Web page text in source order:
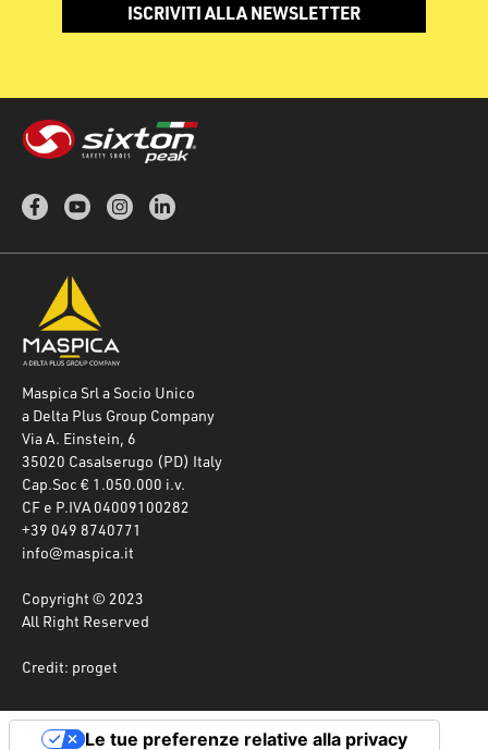
ISCRIVITI ALLA NEWSLETTER
Maspica Srl a Socio Unico
a Delta Plus Group Company
Via A. Einstein, 6
35020 Casalserugo (PD) Italy
Cap.Soc € 1.050.000 i.v.
CF e P.IVA 04009100282
+39 049 8740771
info@maspica.it
Copyright © 2023
All Right Reserved
Credit: proget
Le tue preferenze relative alla privacy